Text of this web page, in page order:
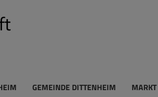
GEMEINDE DITTENHEIM